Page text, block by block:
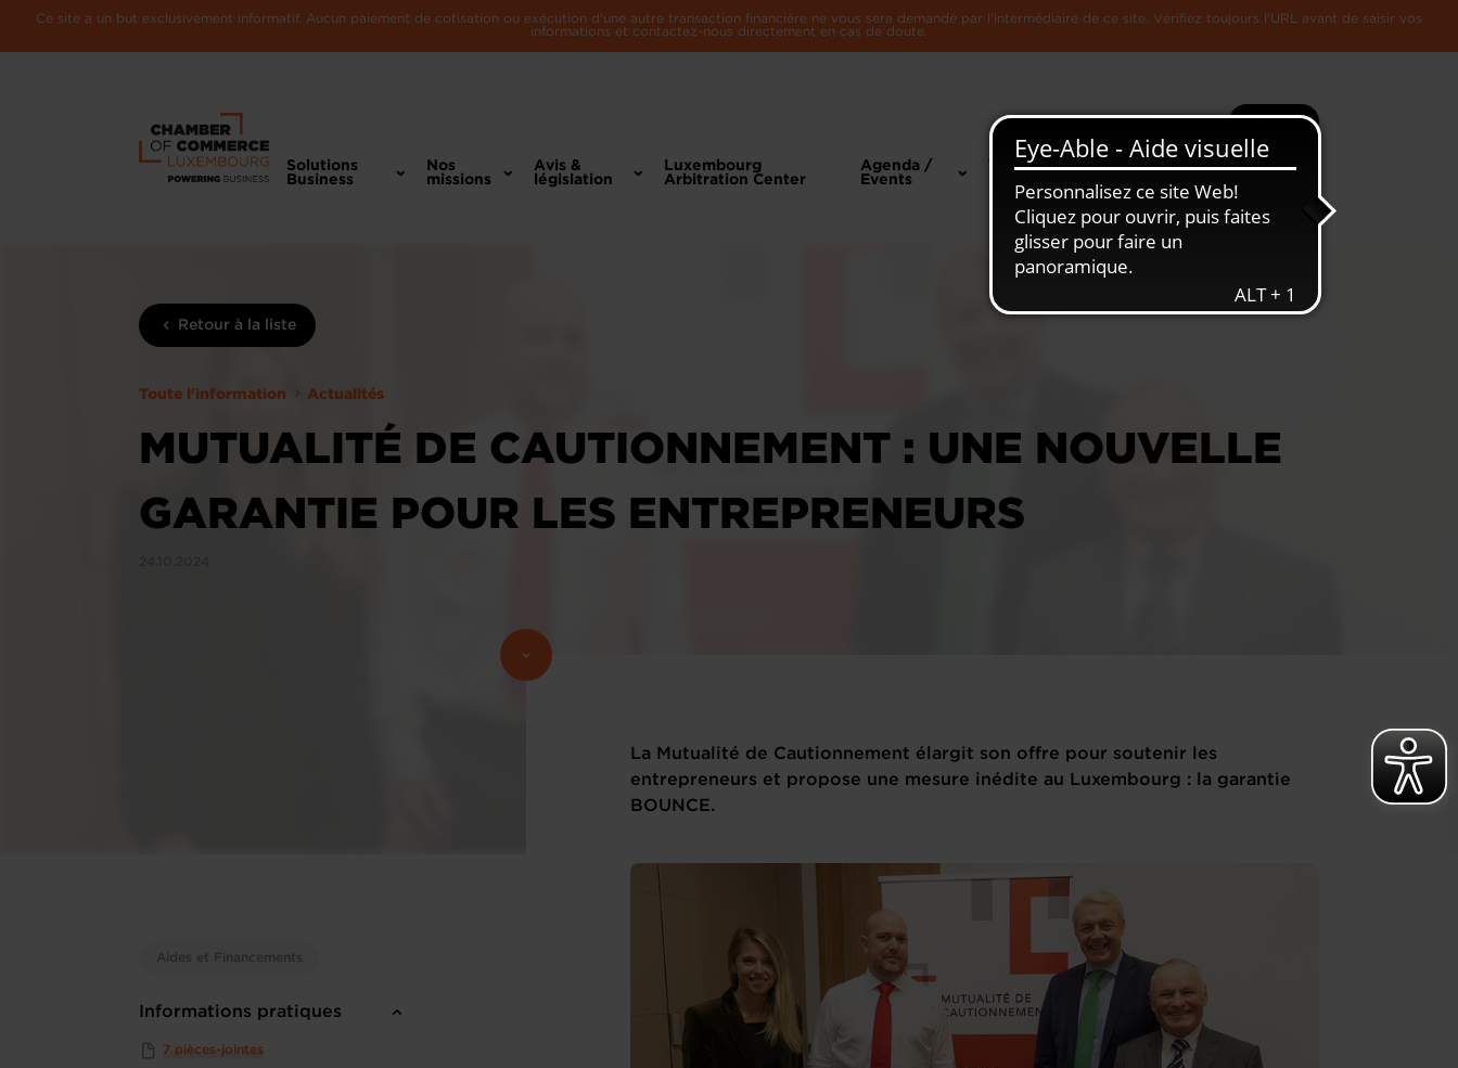
Ce site a un but exclusivement informatif. Aucun paiement de cotisation ou exécution d'une autre transaction financière ne vous sera demandé par l'intermédiaire de ce site. Vérifiez toujours l'URL avant de saisir vos
informations et contactez-nous directement en cas de doute.
Recherche Plus
Solutions
Business
Nos
missions
Avis &
législation
Luxembourg
Arbitration Center
Agenda /
Events
Toute
L'Economie
Retour à la liste
Toute l'information Actualités
MUTUALITÉ DE CAUTIONNEMENT : UNE NOUVELLE
GARANTIE POUR LES ENTREPRENEURS
Aides et Financements
Informations pratiques
7 pièces-jointes
La Mutualité de Cautionnement élargit son offre pour soutenir les
entrepreneurs et propose une mesure inédite au Luxembourg : la garantie
BOUNCE.